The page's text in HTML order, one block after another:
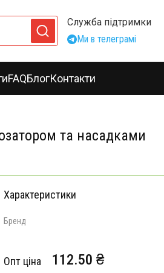
Служба підтримки
Ми в телеграмі
FAQБлогКонтакти
та насадками
Характеристики
Бренд
Опт ціна 112.50 ₴